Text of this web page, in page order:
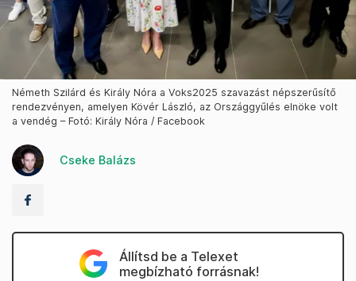
Németh Szilárd és Király Nóra a Voks2025 szavazást népszerűsítő
rendezvényen, amelyen Kövér László, az Országgyűlés elnöke volt
a vendég – Fotó: Király Nóra / Facebook
Cseke Balázs
Állítsd be a Telexet
megbízható forrásnak!